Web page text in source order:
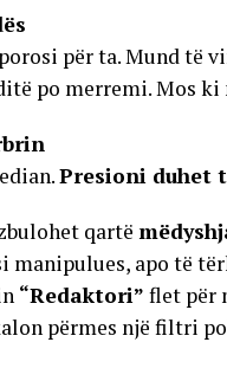
për ta. Mund të
po merremi. Mos ki
Presioni duhet
qartë
manipulues, apo të
“Redaktori” flet për
përmes një filtri